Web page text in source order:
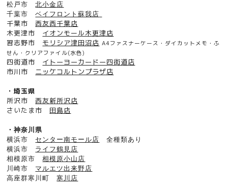
松戸市北小金店
千葉市ベイフロント蘇我店
千葉市西友西千葉店
木更津市 イオンモール木更津店
習志野市 モリシア津田沼店 A4ファスナーケース・ダイカットメモ・ふ
せん・クリアファイル(水色)
四街道市 イトーヨーカードー四街道店
市川市 ニッケコルトンプラザ店
・埼玉県
所沢市西友新所沢店
さいたま市 田島店
・神奈川県
横浜市 センター南モール店 全種類あり
横浜市 ライフ鶴見店
相模原市相模原小山店
川崎市 マルエツ出来野店
高座群寒川町寒川店